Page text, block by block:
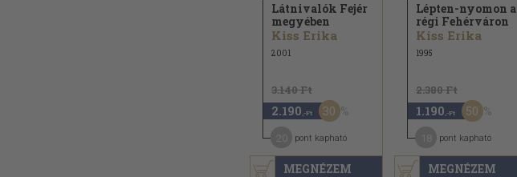
MEGNÉZEM
Látnivalók Fejér
megyében
Kiss Erika
2001
3.140 Ft
2.190 ,-Ft 30
pont kapható
MEGNÉZEM
Lépten-nyomon a
régi Fehérváron
Kiss Erika
1995
2.380 Ft
1.190 ,-Ft 50
pont kapható